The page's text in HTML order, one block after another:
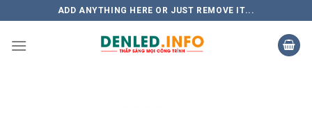
to
content
ADD ANYTHING HERE OR JUST REMOVE IT...